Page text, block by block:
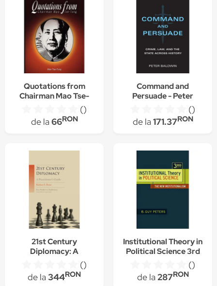
Quotations from
Chairman Mao Tse-
()
de la66RON
Command and
Persuade - Peter
()
de la171.37RON
21st Century
Diplomacy: A
Practitioner's Guide,
Kishan S. Rana
(Author)
()
de la344RON
Institutional Theory in
Political Science 3rd
Edition: The New
Institutionalism, B.
Guy Peters (Author)
()
de la287RON